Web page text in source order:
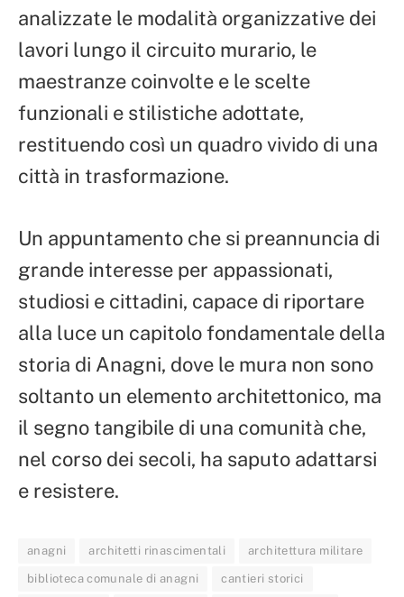
analizzate le modalità organizzative dei
lavori lungo il circuito murario, le
maestranze coinvolte e le scelte
funzionali e stilistiche adottate,
restituendo così un quadro vivido di una
città in trasformazione.
Un appuntamento che si preannuncia di
grande interesse per appassionati,
studiosi e cittadini, capace di riportare
alla luce un capitolo fondamentale della
storia di Anagni, dove le mura non sono
soltanto un elemento architettonico, ma
il segno tangibile di una comunità che,
nel corso dei secoli, ha saputo adattarsi
e resistere.
anagni architetti rinascimentali architettura militare
biblioteca comunale di anagni cantieri storici